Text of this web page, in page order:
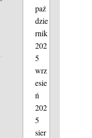
paź
dzie
rnik
202
5
wrz
esie
ń
202
5
sier